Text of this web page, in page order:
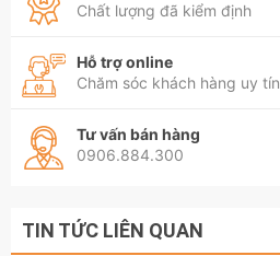
Chất lượng đã kiểm định
Hỗ trợ online
Chăm sóc khách hàng uy tín
Tư vấn bán hàng
0906.884.300
TIN TỨC LIÊN QUAN